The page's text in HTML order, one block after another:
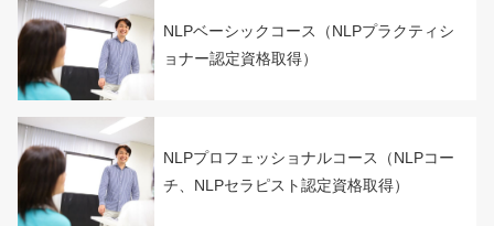
NLPベーシックコース（NLPプラクティシ
ョナー認定資格取得）
NLPプロフェッショナルコース（NLPコー
チ、NLPセラピスト認定資格取得）